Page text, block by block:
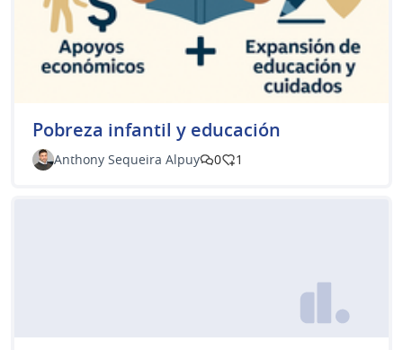
Pobreza infantil y educación
Anthony Sequeira Alpuy 0 1